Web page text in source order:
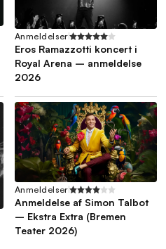
Anmeldelser
Eros Ramazzotti koncert i
Royal Arena – anmeldelse
2026
Anmeldelser
Anmeldelse af Simon Talbot
– Ekstra Extra (Bremen
Teater 2026)